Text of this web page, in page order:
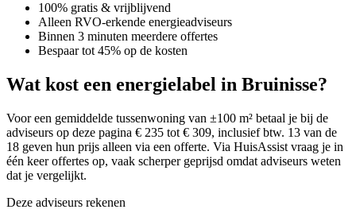
100% gratis & vrijblijvend
Alleen RVO-erkende energieadviseurs
Binnen 3 minuten meerdere offertes
Bespaar tot 45% op de kosten
Wat kost een energielabel in Bruinisse?
Voor een gemiddelde tussenwoning van ±100 m² betaal je bij de
adviseurs op deze pagina € 235 tot € 309, inclusief btw. 13 van de
18 geven hun prijs alleen via een offerte. Via HuisAssist vraag je in
één keer offertes op, vaak scherper geprijsd omdat adviseurs weten
dat je vergelijkt.
Deze adviseurs rekenen